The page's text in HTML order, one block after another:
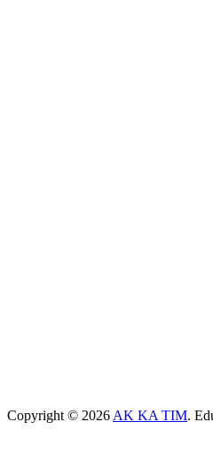
Copyright © 2026 AK KA TIM.